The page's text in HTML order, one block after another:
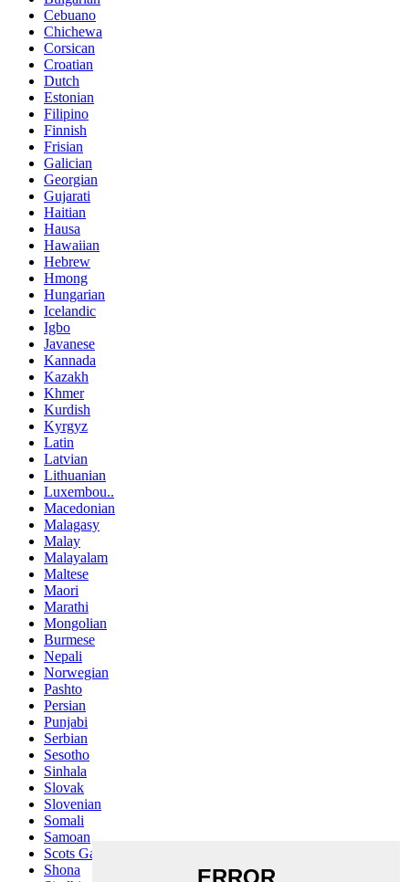
Cebuano
Chichewa
Corsican
Croatian
Dutch
Estonian
Filipino
Finnish
Frisian
Galician
Georgian
Gujarati
Haitian
Hausa
Hawaiian
Hebrew
Hmong
Hungarian
Icelandic
Igbo
Javanese
Kannada
Kazakh
Khmer
Kurdish
Kyrgyz
Latin
Latvian
Lithuanian
Luxembou..
Macedonian
Malagasy
Malay
Malayalam
Maltese
Maori
Marathi
Mongolian
Burmese
Nepali
Norwegian
Pashto
Persian
Punjabi
Serbian
Sesotho
Sinhala
Slovak
Slovenian
Somali
Samoan
Scots Gaelic
Shona